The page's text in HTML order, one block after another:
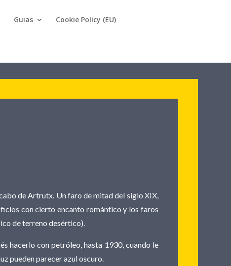
Guias Cookie Policy (EU)
de Artrutx. Un faro de mitad del siglo XIX,
con cierto encanto romántico y los faros
de terreno desértico).
hacerlo con petróleo, hasta 1930, cuando le
pueden parecer azul oscuro.